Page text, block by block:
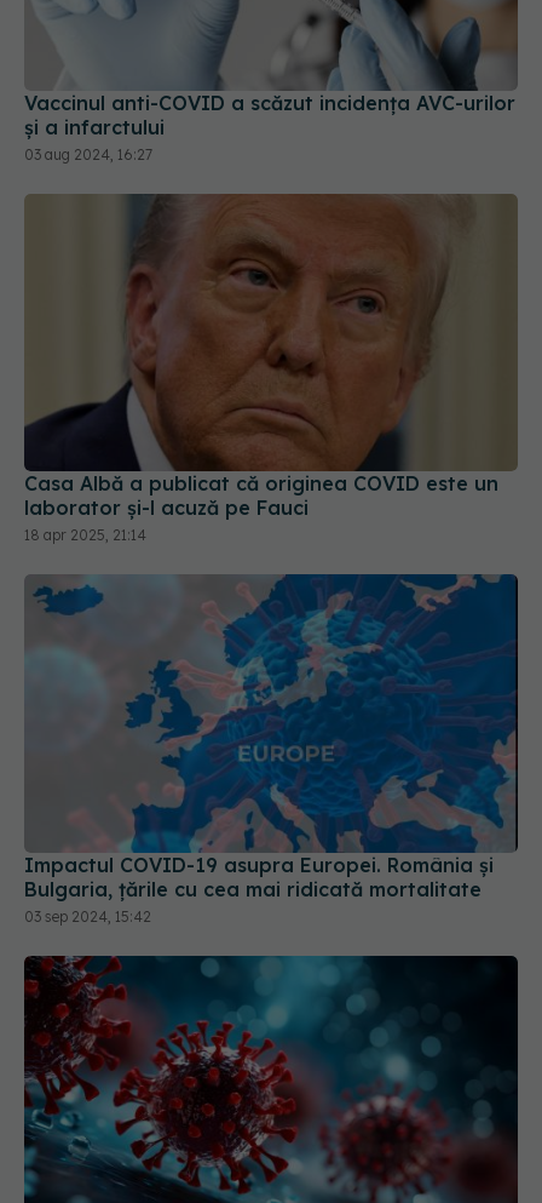
Vaccinul anti-COVID a scăzut incidența AVC-urilor
Casa Albă a publicat că originea COVID este un
laborator și-l acuză pe Fauci
18 apr 2025, 21:14
Impactul COVID-19 asupra Europei. România și
Bulgaria, țările cu cea mai ridicată mortalitate
03 sep 2024, 15:42
Suprafețele din lemn reduc transmiterea COVID.
Au proprietăți antivirale naturale